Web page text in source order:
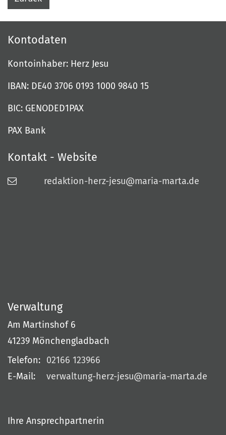
Kontodaten
Kontoinhaber: Herz Jesu
IBAN: DE40 3706 0193 1000 9840 15
BIC: GENODED1PAX
PAX Bank
Kontakt - Website
redaktion-herz-jesu@maria-marta.de
Verwaltung
Am Martinshof 6
41239 Mönchengladbach
Telefon: 02166 123966
E-Mail:
verwaltung-herz-jesu@maria-marta.de
Ihre Ansprechpartnerin